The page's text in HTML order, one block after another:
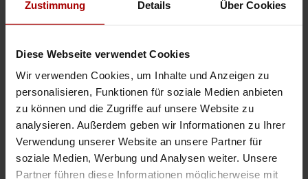
Zustimmung Details Über Cookies
Diese Webseite verwendet Cookies
Wir verwenden Cookies, um Inhalte und Anzeigen zu
personalisieren, Funktionen für soziale Medien anbieten
zu können und die Zugriffe auf unsere Website zu
analysieren. Außerdem geben wir Informationen zu Ihrer
Verwendung unserer Website an unsere Partner für
soziale Medien, Werbung und Analysen weiter. Unsere
Partner führen diese Informationen möglicherweise mit
Wir suchen Aufträge für unsere Elektriker aus der Slowakei -Unsere
Gesuch in 10115, Berlin
Elektrounternehmen
Sehr geehrte Damen und Herren, wir sind ein erfahrenes
Elektrounternehmen und auf der Suche nach langfristigen Kooperationen
im Bereich Elektroinstallationen. Dank unseres zuverlässigen und qual ..
Gesuchin Slowakei 04.08.2026